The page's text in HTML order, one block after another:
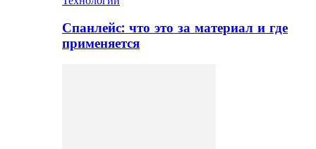
Спанлейс: что это за материал и где
применяется